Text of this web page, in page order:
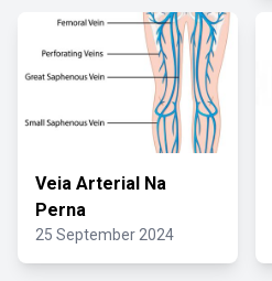
Veia Arterial Na
Perna
25 September 2024